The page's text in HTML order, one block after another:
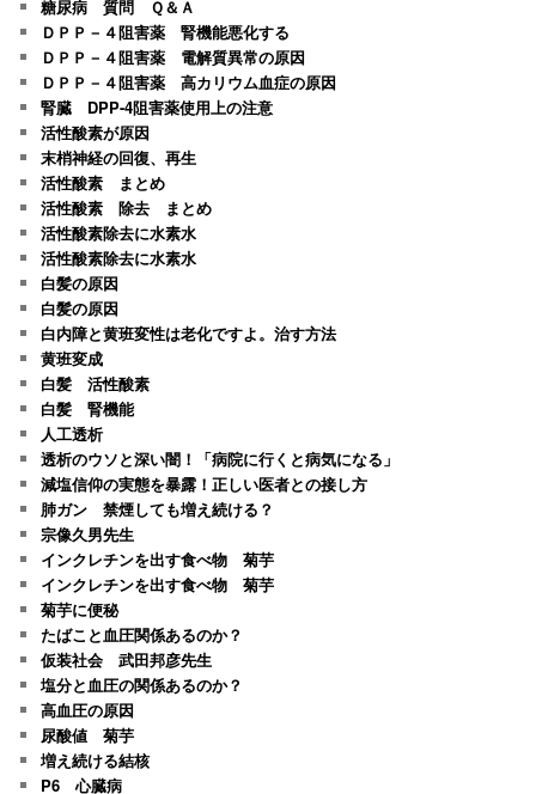
糖尿病 質問 Ｑ＆Ａ
ＤＰＰ－４阻害薬 腎機能悪化する
ＤＰＰ－４阻害薬 電解質異常の原因
ＤＰＰ－４阻害薬 高カリウム血症の原因
腎臓 DPP-4阻害薬使用上の注意
活性酸素が原因
末梢神経の回復、再生
活性酸素 まとめ
活性酸素 除去 まとめ
活性酸素除去に水素水
活性酸素除去に水素水
白髪の原因
白髪の原因
白内障と黄班変性は老化ですよ。治す方法
黄班変成
白髪 活性酸素
白髪 腎機能
人工透析
透析のウソと深い闇！「病院に行くと病気になる」
減塩信仰の実態を暴露！正しい医者との接し方
肺ガン 禁煙しても増え続ける？
宗像久男先生
インクレチンを出す食べ物 菊芋
インクレチンを出す食べ物 菊芋
菊芋に便秘
たばこと血圧関係あるのか？
仮装社会 武田邦彦先生
塩分と血圧の関係あるのか？
高血圧の原因
尿酸値 菊芋
増え続ける結核
P6 心臓病